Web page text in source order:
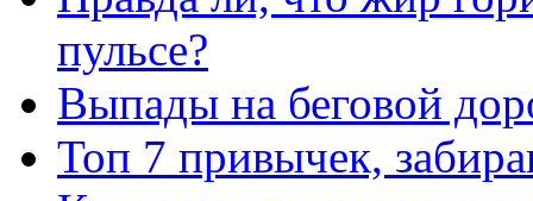
пульсе?
Выпады на беговой
Топ 7 привычек,